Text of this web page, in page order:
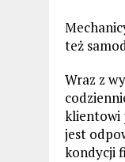
też
Wraz z
klientowi
jest
kondycji